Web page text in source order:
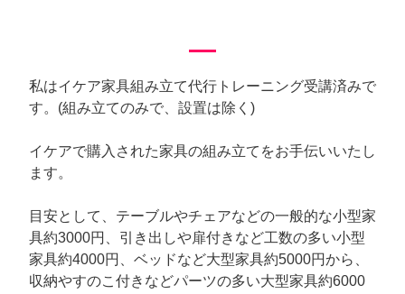
私はイケア家具組み立て代行トレーニング受講済みで
す。(組み立てのみで、設置は除く)
イケアで購入された家具の組み立てをお手伝いいたし
ます。
目安として、テーブルやチェアなどの一般的な小型家
具約3000円、引き出しや扉付きなど工数の多い小型
家具約4000円、ベッドなど大型家具約5000円から、
収納やすのこ付きなどパーツの多い大型家具約6000